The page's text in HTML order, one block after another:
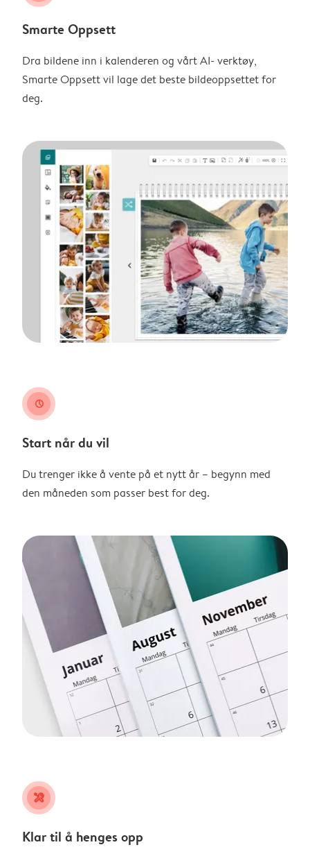
Smarte Oppsett
Dra bildene inn i kalenderen og vårt AI- verktøy,
Smarte Oppsett vil lage det beste bildeoppsettet for
deg.
clock
Start når du vil
Du trenger ikke å vente på et nytt år – begynn med
den måneden som passer best for deg.
tools
Klar til å henges opp